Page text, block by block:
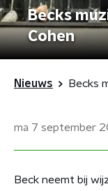
Becks
Cohen
Nieuws Becks
ma 7 september
Beck neemt bij